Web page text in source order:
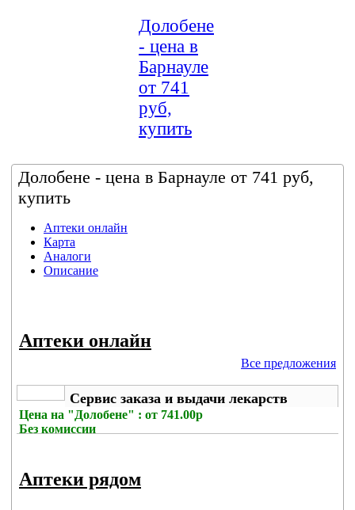
Долобене
- цена в
Барнауле
от 741
руб,
купить
Долобене - цена в Барнауле от 741 руб,
купить
Аптеки онлайн
Карта
Аналоги
Описание
Аптеки онлайн
Все предложения
Сервис заказа и выдачи лекарств
Цена на "Долобене" : от 741.00р
Без комиссии
Аптеки рядом